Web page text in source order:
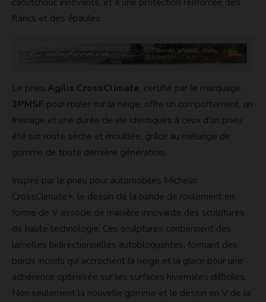
caoutchouc innovants, et à une protection renforcée des
flancs et des épaules.
Le pneu Agilis CrossClimate, certifié par le marquage
3PMSF pour rouler sur la neige, offre un comportement, un
freinage et une durée de vie identiques à ceux d’un pneu
été sur route sèche et mouillée, grâce au mélange de
gomme de toute dernière génération.
Inspiré par le pneu pour automobiles Michelin
CrossClimate+, le dessin de la bande de roulement en
forme de V associe de manière innovante des sculptures
de haute technologie. Ces sculptures contiennent des
lamelles bidirectionnelles autobloquantes, formant des
bords incisifs qui accrochent la neige et la glace pour une
adhérence optimisée sur les surfaces hivernales difficiles.
Non seulement la nouvelle gomme et le dessin en V de la